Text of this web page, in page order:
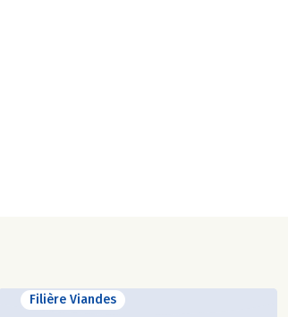
Filière Viandes